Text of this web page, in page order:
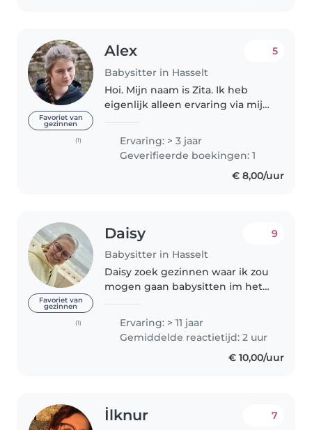
Favoriet van
gezinnen
(1)
Alex
Babysitter in Hasselt
5
Hoi. Mijn naam is Zita. Ik heb
eigenlijk alleen ervaring via mijn
jeugdbeweging en met helpen
bij familie. Ik hou van..
Ervaring: > 3 jaar
Geverifieerde boekingen: 1
€ 8,00/uur
Favoriet van
gezinnen
(1)
Daisy
Babysitter in Hasselt
9
Daisy zoek gezinnen waar ik zou
mogen gaan babysitten im het
babysitten. Ik ben geduldig,
verantwoordelijk, zorgzaam en
creatief. Ikzelf ben opgegroeid..
Ervaring: > 11 jaar
Gemiddelde reactietijd: 2 uur
€ 10,00/uur
İlknur 7